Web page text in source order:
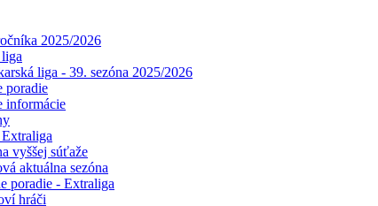
2025/2026
liga - 39. sezóna 2025/2026
poradie
informácie
vyššej súťaže
aktuálna sezóna
poradie - Extraliga
hráči